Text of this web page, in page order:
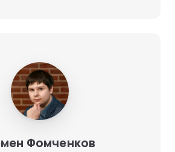
Фомченков